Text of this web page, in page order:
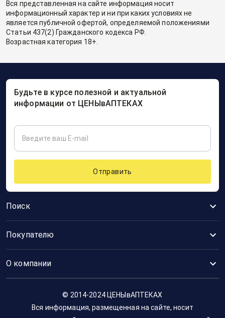
Вся представленная на сайте информация носит
информационный характер и ни при каких условиях не
является публичной офертой, определяемой положениями
Статьи 437(2) Гражданского кодекса РФ.
Возрастная категория 18+.
Поиск
Покупателю
О компании
Будьте в курсе полезной и актуальной
информации от ЦЕНЫвАПТЕКАХ
Отправить
© 2014-2024 ЦЕНЫвАПТЕКАХ
Вся информация, размещенная на сайте, носит